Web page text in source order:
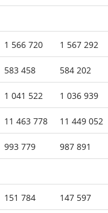
1 566 720 1 567 292
583 458 584 202
1 041 522 1 036 939
11 463 778 11 449 052
993 779 987 891
151 784 147 597